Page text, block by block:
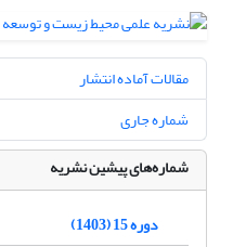
مقالات آماده انتشار
شماره جاری
شماره‌های پیشین نشریه
دوره 15 (1403)